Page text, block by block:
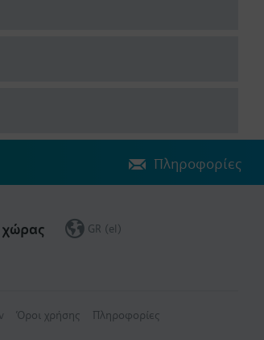
Πληροφορίες
χώρας GR (el)
Όροι χρήσης Πληροφορίες